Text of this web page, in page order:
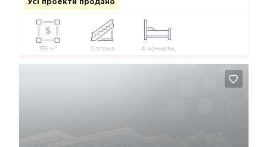
Усі проекти продано
176 м2 2 этажа 4 комнаты